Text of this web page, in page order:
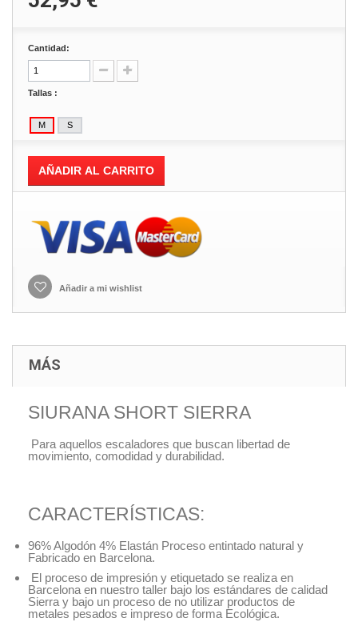
Cantidad:
Tallas :
AÑADIR AL CARRITO
Añadir a mi wishlist
MÁS
SIURANA SHORT SIERRA
Para aquellos escaladores que buscan libertad de
movimiento, comodidad y durabilidad.
CARACTERÍSTICAS:
96% Algodón 4% Elastán Proceso entintado natural y
Fabricado en Barcelona.
El proceso de impresión y etiquetado se realiza en
Barcelona en nuestro taller bajo los estándares de calidad
Sierra y bajo un proceso de no utilizar productos de
metales pesados e impreso de forma Ecológica.